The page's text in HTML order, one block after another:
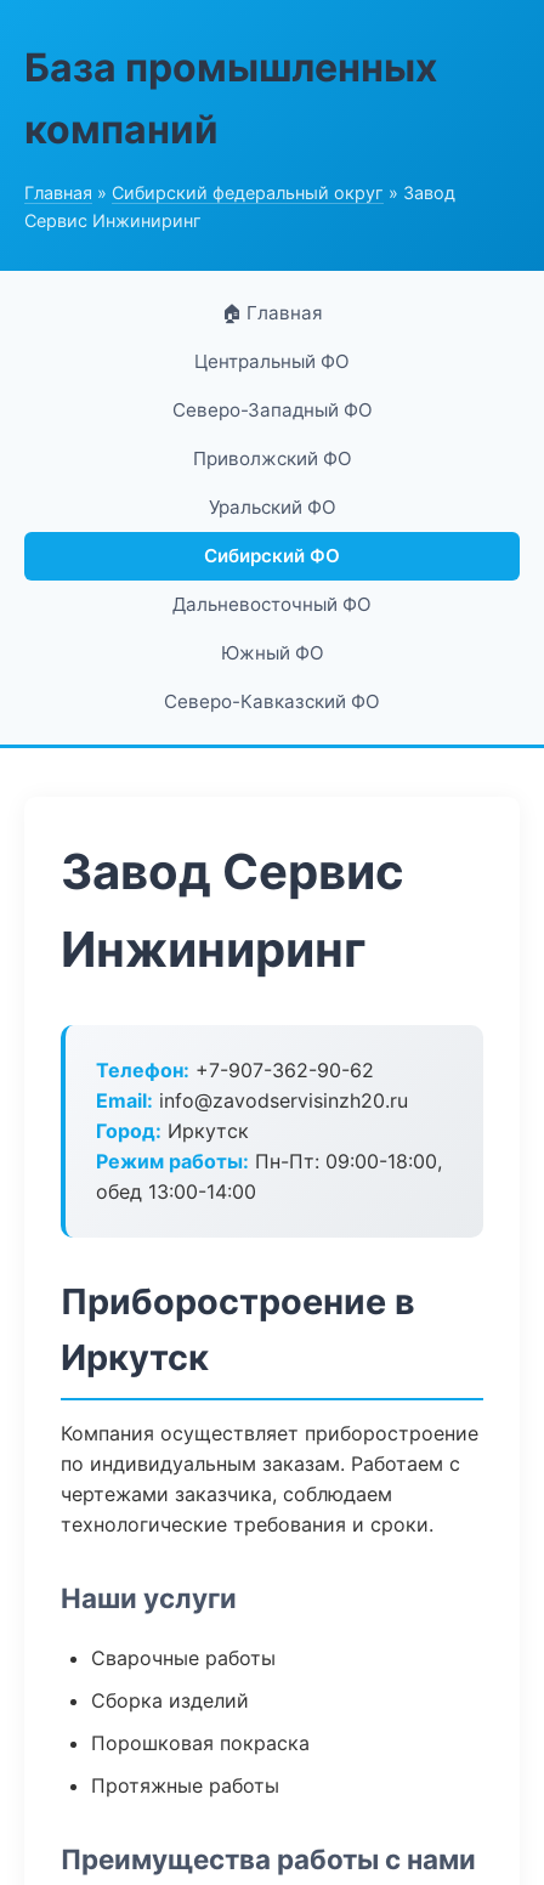
База промышленных
компаний
Главная » Сибирский федеральный округ » Завод
Сервис Инжиниринг
🏠 Главная
Центральный ФО
Северо-Западный ФО
Приволжский ФО
Уральский ФО
Сибирский ФО
Дальневосточный ФО
Южный ФО
Северо-Кавказский ФО
Завод Сервис
Инжиниринг
Телефон: +7-907-362-90-62
Email: info@zavodservisinzh20.ru
Город: Иркутск
Режим работы: Пн-Пт: 09:00-18:00,
обед 13:00-14:00
Приборостроение в
Иркутск
Компания осуществляет приборостроение
по индивидуальным заказам. Работаем с
чертежами заказчика, соблюдаем
технологические требования и сроки.
Наши услуги
Сварочные работы
Сборка изделий
Порошковая покраска
Протяжные работы
Преимущества работы с нами